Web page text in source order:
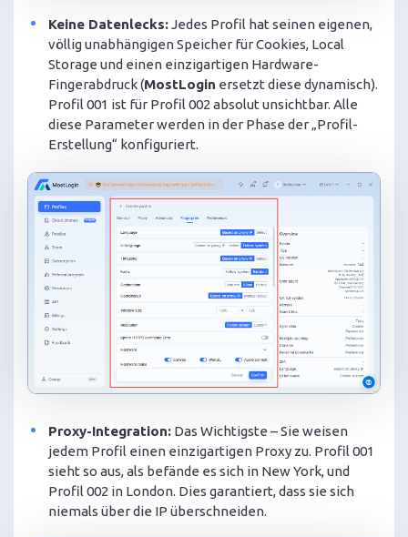
Keine Datenlecks:Jedes Profil hat seinen eigenen,
völlig unabhängigen Speicher für Cookies, Local
Storage und einen einzigartigen Hardware-
Fingerabdruck (MostLogin ersetzt diese dynamisch).
Profil 001 ist für Profil 002 absolut unsichtbar. Alle
diese Parameter werden in der Phase der „Profil-
Erstellung“ konfiguriert.
Proxy-Integration:Das Wichtigste – Sie weisen
jedem Profil einen einzigartigen Proxy zu. Profil 001
sieht so aus, als befände es sich in New York, und
Profil 002 in London. Dies garantiert, dass sie sich
niemals über die IP überschneiden.